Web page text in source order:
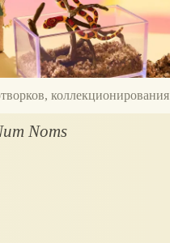
коллекционирования
Noms